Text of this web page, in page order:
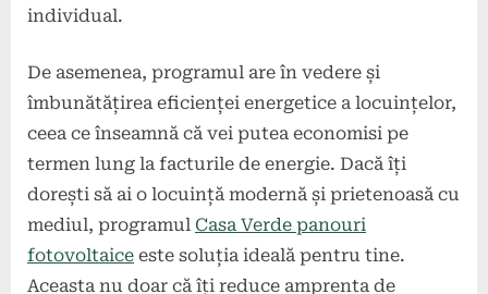
individual.
De asemenea, programul are în vedere și
îmbunătățirea eficienței energetice a locuințelor,
ceea ce înseamnă că vei putea economisi pe
termen lung la facturile de energie. Dacă îți
dorești să ai o locuință modernă și prietenoasă cu
mediul, programul Casa Verde panouri
fotovoltaice este soluția ideală pentru tine.
Aceasta nu doar că îți reduce amprenta de